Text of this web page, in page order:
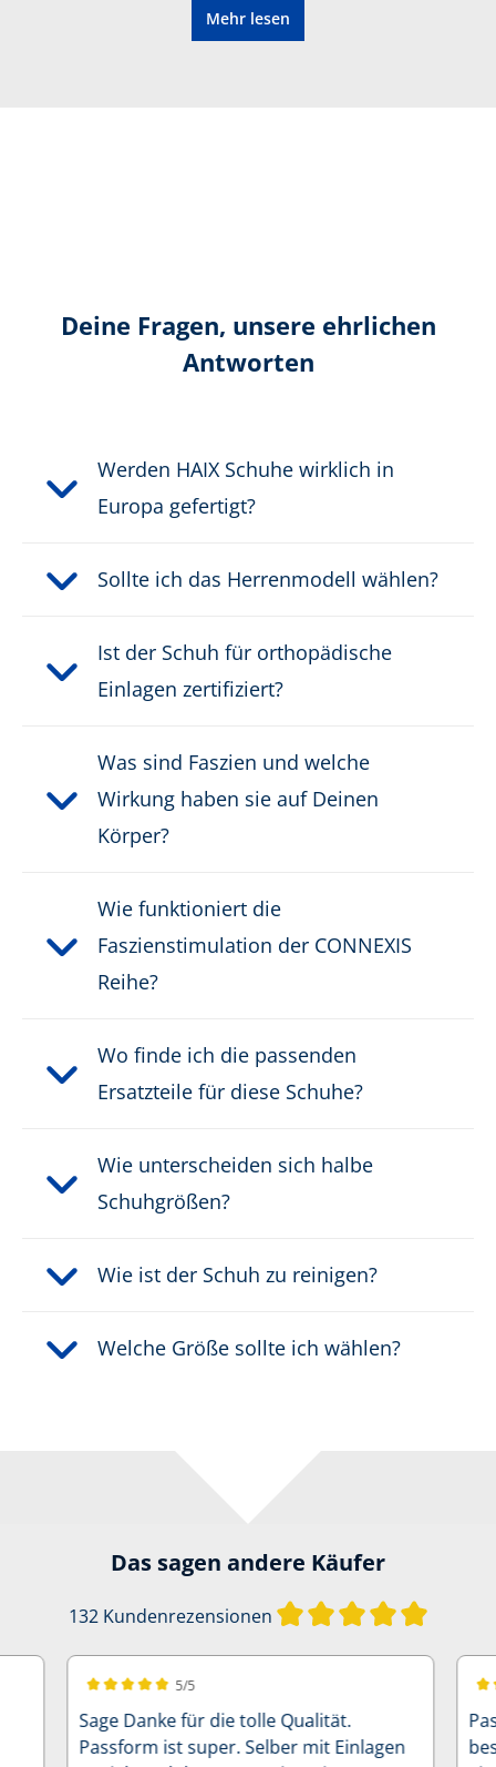
niedrig
Schutzklasse: keine Schutzklasse
TEX
Gewicht pro Schuh:
Mehr lesen
Deine Fragen, unsere ehrlichen
Antworten
Werden HAIX Schuhe wirklich in
Europa gefertigt?
Sollte ich das Herrenmodell wählen?
Ist der Schuh für orthopädische
Einlagen zertifiziert?
Was sind Faszien und welche
Wirkung haben sie auf Deinen
Körper?
Wie funktioniert die
Faszienstimulation der CONNEXIS
Reihe?
Wo finde ich die passenden
Ersatzteile für diese Schuhe?
Wie unterscheiden sich halbe
Schuhgrößen?
Wie ist der Schuh zu reinigen?
Welche Größe sollte ich wählen?
Das sagen andere Käufer
132 Kundenrezensionen
5/5
Sage Danke für die tolle Qualität.
Passform ist super. Selber mit Einlagen